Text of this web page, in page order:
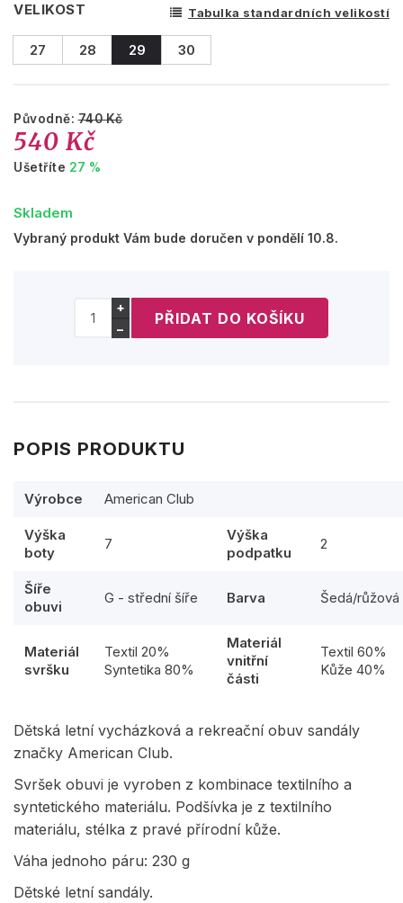
VELIKOST Tabulka standardních velikostí
27 28 29 30
Původně:740 Kč
540 Kč
Ušetříte 27 %
Skladem
Vybraný produkt Vám bude doručen v pondělí 10.8.
+
−
POPIS PRODUKTU
Výrobce American Club
Výška
boty
7
Výška
podpatku
2
Šíře
obuvi
G - střední šíře Barva Šedá/růžová
Materiál
svršku
Textil 20%
Syntetika 80%
Materiál
vnitřní
části
Textil 60%
Kůže 40%
Dětská letní vycházková a rekreační obuv sandály
značky American Club.
Svršek obuvi je vyroben z kombinace textilního a
syntetického materiálu. Podšívka je z textilního
materiálu, stélka z pravé přírodní kůže.
Váha jednoho páru: 230 g
Dětské letní sandály.